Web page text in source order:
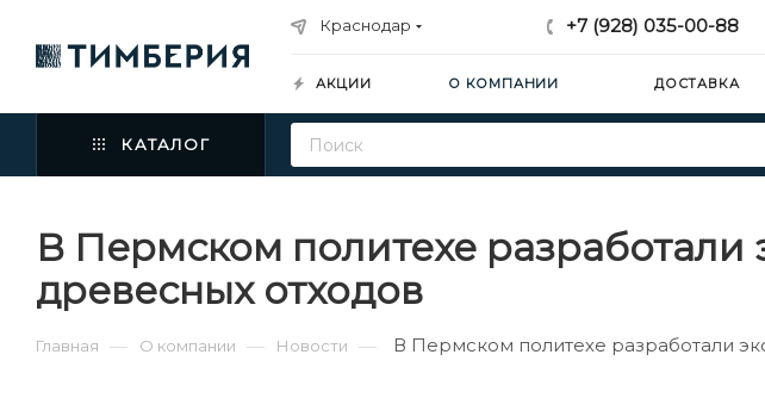
Краснодар +7 (928) 035-00-88
АКЦИИ О КОМПАНИИ ДОСТАВКА
КАТАЛОГ
В Пермском политехе
древесных отходов
Главная — О компании — Новости — В Пермском политехе разработали